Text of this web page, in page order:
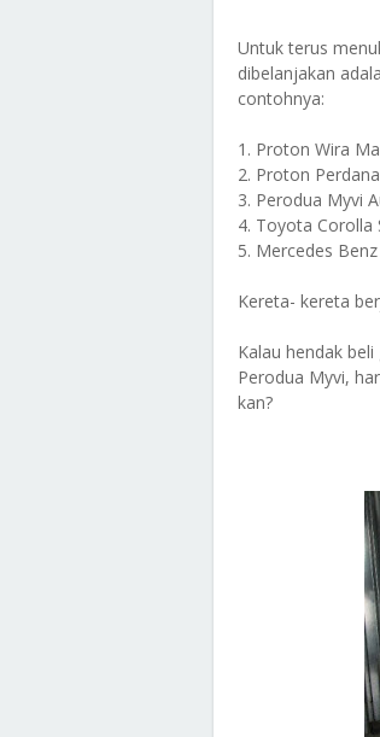
Untuk terus
dibelanjakan
contohnya:
1. Proton Wira
2. Proton
3. Perodua Myvi
4. Toyota Corolla
5. Mercedes
Kereta- kereta
Kalau hendak
Perodua Myvi,
kan?